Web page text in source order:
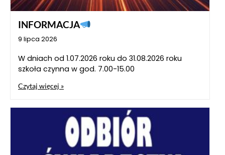
INFORMACJA
9 lipca 2026
W dniach od 1.07.2026 roku do 31.08.2026 roku
szkoła czynna w god. 7.00-15.00
Czytaj więcej »